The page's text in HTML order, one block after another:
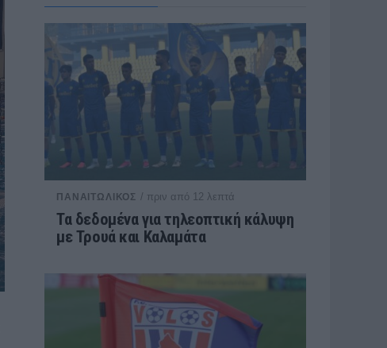
ΠΑΝΑΙΤΩΛΙΚΟΣ / πριν από 12 λεπτά
Τα δεδομένα για τηλεοπτική κάλυψη
με Τρουά και Καλαμάτα